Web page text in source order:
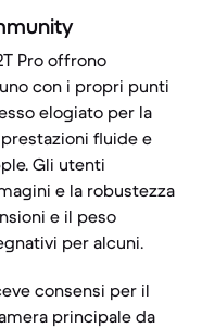
Pro offrono
con i propri punti
elogiato per la
fluide e
Gli utenti
e la robustezza
e il peso
per alcuni.
consensi per il
principale da